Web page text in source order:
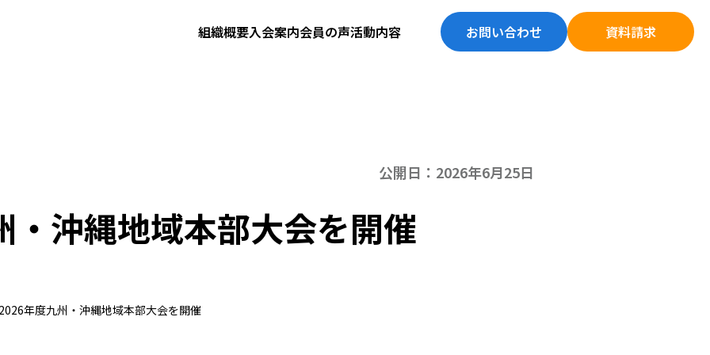
組織概要入会案内会員の声活動内容 お問い合わせ 資料請求
公開日：2026年6月25日
沖縄地域本部大会を開催
年度九州・沖縄地域本部大会を開催